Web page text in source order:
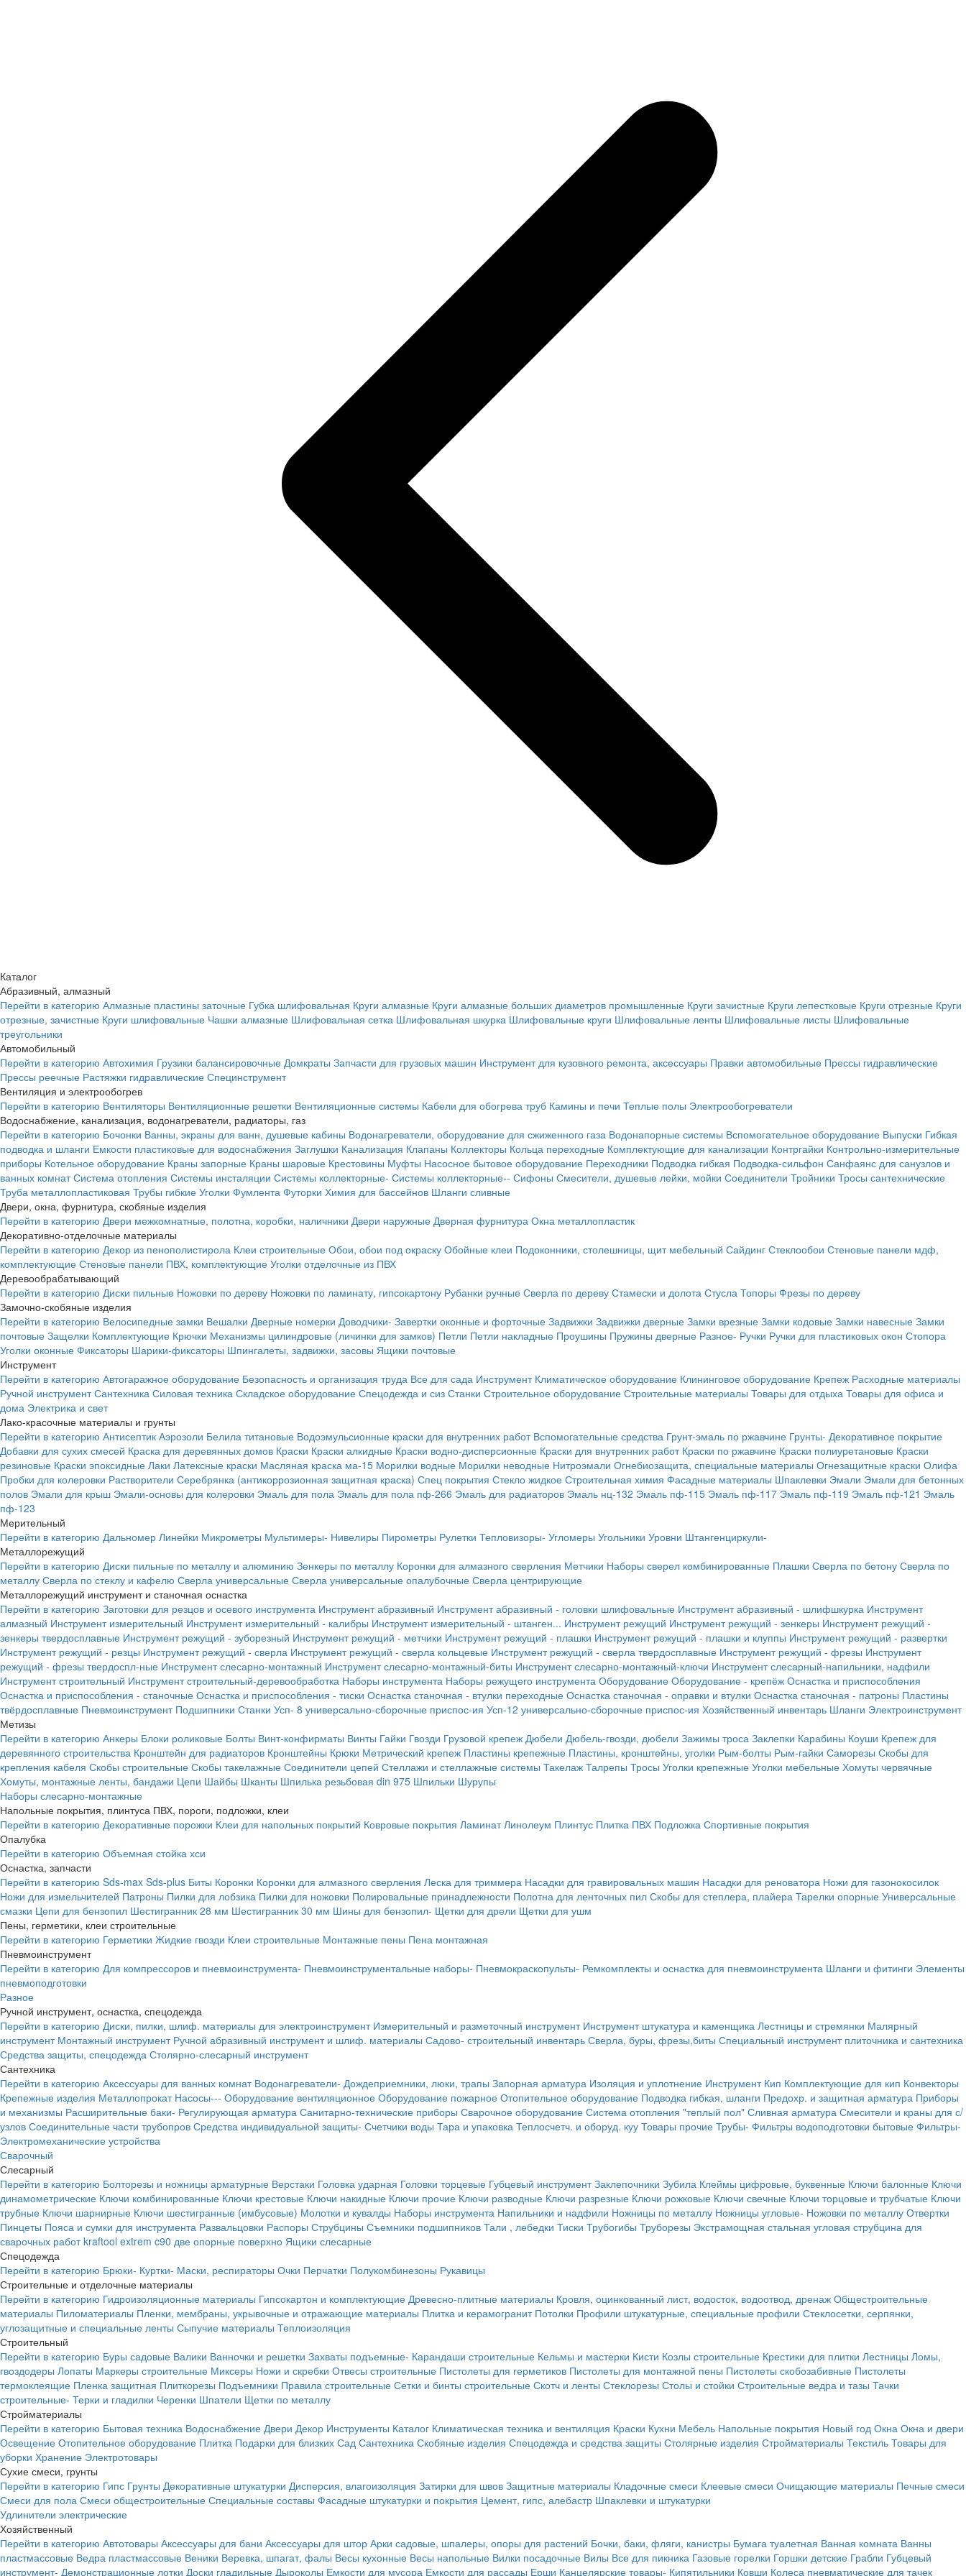
Каталог
Абразивный, алмазный
Перейти в категорию Алмазные пластины заточные Губка шлифовальная Круги алмазные Круги алмазные больших диаметров промышленные Круги зачистные Круги лепестковые Круги отрезные Круги
отрезные, зачистные Круги шлифовальные Чашки алмазные Шлифовальная сетка Шлифовальная шкурка Шлифовальные круги Шлифовальные ленты Шлифовальные листы Шлифовальные
треугольники
Автомобильный
Перейти в категорию Автохимия Грузики балансировочные Домкраты Запчасти для грузовых машин Инструмент для кузовного ремонта, аксессуары Правки автомобильные Прессы гидравлические
Прессы реечные Растяжки гидравлические Специнструмент
Вентиляция и электрообогрев
Перейти в категорию Вентиляторы Вентиляционные решетки Вентиляционные системы Кабели для обогрева труб Камины и печи Теплые полы Электрообогреватели
Водоснабжение, канализация, водонагреватели, радиаторы, газ
Перейти в категорию Бочонки Ванны, экраны для ванн, душевые кабины Водонагреватели, оборудование для сжиженного газа Водонапорные системы Вспомогательное оборудование Выпуски Гибкая
подводка и шланги Емкости пластиковые для водоснабжения Заглушки Канализация Клапаны Коллекторы Кольца переходные Комплектующие для канализации Контргайки Контрольно-измерительные
приборы Котельное оборудование Краны запорные Краны шаровые Крестовины Муфты Насосное бытовое оборудование Переходники Подводка гибкая Подводка-сильфон Санфаянс для санузлов и
ванных комнат Система отопления Системы инсталяции Системы коллекторные- Системы коллекторные-- Сифоны Смесители, душевые лейки, мойки Соединители Тройники Тросы сантехнические
Труба металлопластиковая Трубы гибкие Уголки Фумлента Футорки Химия для бассейнов Шланги сливные
Двери, окна, фурнитура, скобяные изделия
Перейти в категорию Двери межкомнатные, полотна, коробки, наличники Двери наружные Дверная фурнитура Окна металлопластик
Декоративно-отделочные материалы
Перейти в категорию Декор из пенополистирола Клеи строительные Обои, обои под окраску Обойные клеи Подоконники, столешницы, щит мебельный Сайдинг Стеклообои Стеновые панели мдф,
комплектующие Стеновые панели ПВХ, комплектующие Уголки отделочные из ПВХ
Деревообрабатывающий
Перейти в категорию Диски пильные Ножовки по дереву Ножовки по ламинату, гипсокартону Рубанки ручные Сверла по дереву Стамески и долота Стусла Топоры Фрезы по дереву
Замочно-скобяные изделия
Перейти в категорию Велосипедные замки Вешалки Дверные номерки Доводчики- Завертки оконные и форточные Задвижки Задвижки дверные Замки врезные Замки кодовые Замки навесные Замки
почтовые Защелки Комплектующие Крючки Механизмы цилиндровые (личинки для замков) Петли Петли накладные Проушины Пружины дверные Разное- Ручки Ручки для пластиковых окон Стопора
Уголки оконные Фиксаторы Шарики-фиксаторы Шпингалеты, задвижки, засовы Ящики почтовые
Инструмент
Перейти в категорию Автогаражное оборудование Безопасность и организация труда Все для сада Инструмент Климатическое оборудование Клининговое оборудование Крепеж Расходные материалы
Ручной инструмент Сантехника Силовая техника Складское оборудование Спецодежда и сиз Станки Строительное оборудование Строительные материалы Товары для отдыха Товары для офиса и
дома Электрика и свет
Лако-красочные материалы и грунты
Перейти в категорию Антисептик Аэрозоли Белила титановые Водоэмульсионные краски для внутренних работ Вспомогательные средства Грунт-эмаль по ржавчине Грунты- Декоративное покрытие
Добавки для сухих смесей Краска для деревянных домов Краски Краски алкидные Краски водно-дисперсионные Краски для внутренних работ Краски по ржавчине Краски полиуретановые Краски
резиновые Краски эпоксидные Лаки Латексные краски Масляная краска ма-15 Морилки водные Морилки неводные Нитроэмали Огнебиозащита, специальные материалы Огнезащитные краски Олифа
Пробки для колеровки Растворители Серебрянка (антикоррозионная защитная краска) Спец покрытия Стекло жидкое Строительная химия Фасадные материалы Шпаклевки Эмали Эмали для бетонных
полов Эмали для крыш Эмали-основы для колеровки Эмаль для пола Эмаль для пола пф-266 Эмаль для радиаторов Эмаль нц-132 Эмаль пф-115 Эмаль пф-117 Эмаль пф-119 Эмаль пф-121 Эмаль
пф-123
Мерительный
Перейти в категорию Дальномер Линейки Микрометры Мультимеры- Нивелиры Пирометры Рулетки Тепловизоры- Угломеры Угольники Уровни Штангенциркули-
Металлорежущий
Перейти в категорию Диски пильные по металлу и алюминию Зенкеры по металлу Коронки для алмазного сверления Метчики Наборы сверел комбинированные Плашки Сверла по бетону Сверла по
металлу Сверла по стеклу и кафелю Сверла универсальные Сверла универсальные опалубочные Сверла центрирующие
Металлорежущий инструмент и станочная оснастка
Перейти в категорию Заготовки для резцов и осевого инструмента Инструмент абразивный Инструмент абразивный - головки шлифовальные Инструмент абразивный - шлифшкурка Инструмент
алмазный Инструмент измерительный Инструмент измерительный - калибры Инструмент измерительный - штанген... Инструмент режущий Инструмент режущий - зенкеры Инструмент режущий -
зенкеры твердосплавные Инструмент режущий - зуборезный Инструмент режущий - метчики Инструмент режущий - плашки Инструмент режущий - плашки и клуппы Инструмент режущий - развертки
Инструмент режущий - резцы Инструмент режущий - сверла Инструмент режущий - сверла кольцевые Инструмент режущий - сверла твердосплавные Инструмент режущий - фрезы Инструмент
режущий - фрезы твердоспл-ные Инструмент слесарно-монтажный Инструмент слесарно-монтажный-биты Инструмент слесарно-монтажный-ключи Инструмент слесарный-напильники, надфили
Инструмент строительный Инструмент строительный-деревообработка Наборы инструмента Наборы режущего инструмента Оборудование Оборудование - крепёж Оснастка и приспособления
Оснастка и приспособления - станочные Оснастка и приспособления - тиски Оснастка станочная - втулки переходные Оснастка станочная - оправки и втулки Оснастка станочная - патроны Пластины
твёрдосплавные Пневмоинструмент Подшипники Станки Усп- 8 универсально-сборочные приспос-ия Усп-12 универсально-сборочные приспос-ия Хозяйственный инвентарь Шланги Электроинструмент
Метизы
Перейти в категорию Анкеры Блоки роликовые Болты Винт-конфирматы Винты Гайки Гвозди Грузовой крепеж Дюбели Дюбель-гвозди, дюбели Зажимы троса Заклепки Карабины Коуши Крепеж для
деревянного строительства Кронштейн для радиаторов Кронштейны Крюки Метрический крепеж Пластины крепежные Пластины, кронштейны, уголки Рым-болты Рым-гайки Саморезы Скобы для
крепления кабеля Скобы строительные Скобы такелажные Соединители цепей Стеллажи и стеллажные системы Такелаж Талрепы Тросы Уголки крепежные Уголки мебельные Хомуты червячные
Хомуты, монтажные ленты, бандажи Цепи Шайбы Шканты Шпилька резьбовая din 975 Шпильки Шурупы
Наборы слесарно-монтажные
Напольные покрытия, плинтуса ПВХ, пороги, подложки, клеи
Перейти в категорию Декоративные порожки Клеи для напольных покрытий Ковровые покрытия Ламинат Линолеум Плинтус Плитка ПВХ Подложка Спортивные покрытия
Опалубка
Перейти в категорию Объемная стойка хси
Оснастка, запчасти
Перейти в категорию Sds-max Sds-plus Биты Коронки Коронки для алмазного сверления Леска для триммера Насадки для гравировальных машин Насадки для реноватора Ножи для газонокосилок
Ножи для измельчителей Патроны Пилки для лобзика Пилки для ножовки Полировальные принадлежности Полотна для ленточных пил Скобы для степлера, плайера Тарелки опорные Универсальные
смазки Цепи для бензопил Шестигранник 28 мм Шестигранник 30 мм Шины для бензопил- Щетки для дрели Щетки для ушм
Пены, герметики, клеи строительные
Перейти в категорию Герметики Жидкие гвозди Клеи строительные Монтажные пены Пена монтажная
Пневмоинструмент
Перейти в категорию Для компрессоров и пневмоинструмента- Пневмоинструментальные наборы- Пневмокраскопульты- Ремкомплекты и оснастка для пневмоинструмента Шланги и фитинги Элементы
пневмоподготовки
Разное
Ручной инструмент, оснастка, спецодежда
Перейти в категорию Диски, пилки, шлиф. материалы для электроинструмент Измерительный и разметочный инструмент Инструмент штукатура и каменщика Лестницы и стремянки Малярный
инструмент Монтажный инструмент Ручной абразивный инструмент и шлиф. материалы Садово- строительный инвентарь Сверла, буры, фрезы,биты Специальный инструмент плиточника и сантехника
Средства защиты, спецодежда Столярно-слесарный инструмент
Сантехника
Перейти в категорию Аксессуары для ванных комнат Водонагреватели- Дождеприемники, люки, трапы Запорная арматура Изоляция и уплотнение Инструмент Кип Комплектующие для кип Конвекторы
Крепежные изделия Металлопрокат Насосы--- Оборудование вентиляционное Оборудование пожарное Отопительное оборудование Подводка гибкая, шланги Предохр. и защитная арматура Приборы
и механизмы Расширительные баки- Регулирующая арматура Санитарно-технические приборы Сварочное оборудование Система отопления "теплый пол" Сливная арматура Смесители и краны для с/
узлов Соединительные части трубопров Средства индивидуальной защиты- Счетчики воды Тара и упаковка Теплосчетч. и оборуд. куу Товары прочие Трубы- Фильтры водоподготовки бытовые Фильтры-
Электромеханические устройства
Сварочный
Слесарный
Перейти в категорию Болторезы и ножницы арматурные Верстаки Головка ударная Головки торцевые Губцевый инструмент Заклепочники Зубила Клеймы цифровые, буквенные Ключи балонные Ключи
динамометрические Ключи комбинированные Ключи крестовые Ключи накидные Ключи прочие Ключи разводные Ключи разрезные Ключи рожковые Ключи свечные Ключи торцовые и трубчатые Ключи
трубные Ключи шарнирные Ключи шестигранные (имбусовые) Молотки и кувалды Наборы инструмента Напильники и надфили Ножницы по металлу Ножницы угловые- Ножовки по металлу Отвертки
Пинцеты Пояса и сумки для инструмента Развальцовки Распоры Струбцины Съемники подшипников Тали , лебедки Тиски Трубогибы Труборезы Экстрамощная стальная угловая струбцина для
сварочных работ kraftool extrem c90 две опорные поверхно Ящики слесарные
Спецодежда
Перейти в категорию Брюки- Куртки- Маски, респираторы Очки Перчатки Полукомбинезоны Рукавицы
Строительные и отделочные материалы
Перейти в категорию Гидроизоляционные материалы Гипсокартон и комплектующие Древесно-плитные материалы Кровля, оцинкованный лист, водосток, водоотвод, дренаж Общестроительные
материалы Пиломатериалы Пленки, мембраны, укрывочные и отражающие материалы Плитка и керамогранит Потолки Профили штукатурные, специальные профили Стеклосетки, серпянки,
углозащитные и специальные ленты Сыпучие материалы Теплоизоляция
Строительный
Перейти в категорию Буры садовые Валики Ванночки и решетки Захваты подъемные- Карандаши строительные Кельмы и мастерки Кисти Козлы строительные Крестики для плитки Лестницы Ломы,
гвоздодеры Лопаты Маркеры строительные Миксеры Ножи и скребки Отвесы строительные Пистолеты для герметиков Пистолеты для монтажной пены Пистолеты скобозабивные Пистолеты
термоклеящие Пленка защитная Плиткорезы Подъемники Правила строительные Сетки и бинты строительные Скотч и ленты Стеклорезы Столы и стойки Строительные ведра и тазы Тачки
строительные- Терки и гладилки Черенки Шпатели Щетки по металлу
Стройматериалы
Перейти в категорию Бытовая техника Водоснабжение Двери Декор Инструменты Каталог Климатическая техника и вентиляция Краски Кухни Мебель Напольные покрытия Новый год Окна Окна и двери
Освещение Отопительное оборудование Плитка Подарки для близких Сад Сантехника Скобяные изделия Спецодежда и средства защиты Столярные изделия Стройматериалы Текстиль Товары для
уборки Хранение Электротовары
Сухие смеси, грунты
Перейти в категорию Гипс Грунты Декоративные штукатурки Дисперсия, влагоизоляция Затирки для швов Защитные материалы Кладочные смеси Клеевые смеси Очищающие материалы Печные смеси
Смеси для пола Смеси общестроительные Специальные составы Фасадные штукатурки и покрытия Цемент, гипс, алебастр Шпаклевки и штукатурки
Удлинители электрические
Хозяйственный
Перейти в категорию Автотовары Аксессуары для бани Аксессуары для штор Арки садовые, шпалеры, опоры для растений Бочки, баки, фляги, канистры Бумага туалетная Ванная комната Ванны
пластмассовые Ведра пластмассовые Веники Веревка, шпагат, фалы Весы кухонные Весы напольные Вилки посадочные Вилы Все для пикника Газовые горелки Горшки детские Грабли Губцевый
инструмент- Демонстрационные лотки Доски гладильные Дыроколы Емкости для мусора Емкости для рассады Ерши Канцелярские товары- Кипятильники Ковши Колеса пневматические для тачек